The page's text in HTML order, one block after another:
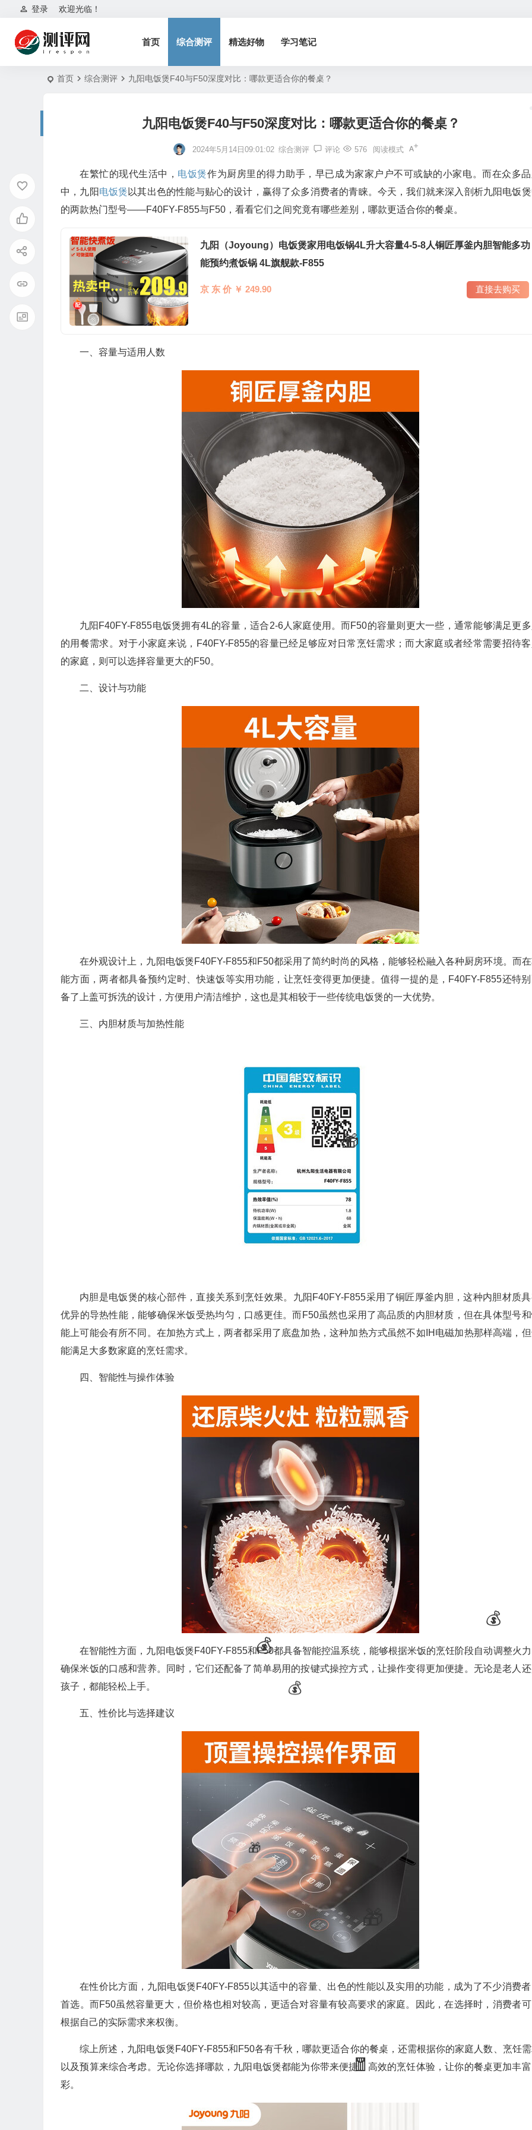
欢迎光临！
登录
首页 综合测评 精选好物 学习笔记
首页 综合测评 九阳电饭煲F40与F50深度对比：哪款更适合你的餐桌？
九阳电饭煲F40与F50深度对比：哪款更适合你的餐桌？
2024年5月14日09:01:02 综合测评 评论 576 阅读模式
在繁忙的现代生活中， 电饭煲作为厨房里的得力助手，早已成为家家户户不可或缺的小家电。而在众多
中，九阳 电饭煲 以其出色的性能与贴心的设计，赢得了众多消费者的青睐。今天，我们就来深入剖析九阳电饭
的两款热门型号——F40FY-F855与F50，看看它们之间究竟有哪些差别，哪款更适合你的餐桌。
九阳（Joyoung）电饭煲家用电饭锅4L升大容量4-5-8人铜匠厚釜内胆智能多功
能预约煮饭锅 4L旗舰款-F855
京 东 价 ￥ 249.90 直接去购买
一、容量与适用人数
九阳F40FY-F855电饭煲拥有4L的容量，适合2-6人家庭使用。而F50的容量则更大一些，通常能够满足更
的用餐需求。对于小家庭来说，F40FY-F855的容量已经足够应对日常烹饪需求；而大家庭或者经常需要招待
的家庭，则可以选择容量更大的F50。
二、设计与功能
在外观设计上，九阳电饭煲F40FY-F855和F50都采用了简约时尚的风格，能够轻松融入各种厨房环境。而
能方面，两者都具备预约定时、快速饭等实用功能，让烹饪变得更加便捷。值得一提的是，F40FY-F855还特
备了上盖可拆洗的设计，方便用户清洁维护，这也是其相较于一些传统电饭煲的一大优势。
三、内胆材质与加热性能
内胆是电饭煲的核心部件，直接关系到烹饪效果。九阳F40FY-F855采用了铜匠厚釜内胆，这种内胆材质
优异的导热性能，能够确保米饭受热均匀，口感更佳。而F50虽然也采用了高品质的内胆材质，但在具体型号
能上可能会有所不同。在加热方式上，两者都采用了底盘加热，这种加热方式虽然不如IH电磁加热那样高端，
能满足大多数家庭的烹饪需求。
四、智能性与操作体验
在智能性方面，九阳电饭煲F40FY-F855和F50都具备智能控温系统，能够根据米饭的烹饪阶段自动调整火
确保米饭的口感和营养。同时，它们还配备了简单易用的按键式操控方式，让操作变得更加便捷。无论是老人
孩子，都能轻松上手。
五、性价比与选择建议
在性价比方面，九阳电饭煲F40FY-F855以其适中的容量、出色的性能以及实用的功能，成为了不少消费
首选。而F50虽然容量更大，但价格也相对较高，更适合对容量有较高要求的家庭。因此，在选择时，消费者
根据自己的实际需求来权衡。
综上所述，九阳电饭煲F40FY-F855和F50各有千秋，哪款更适合你的餐桌，还需根据你的家庭人数、烹饪
以及预算来综合考虑。无论你选择哪款，九阳电饭煲都能为你带来便捷、高效的烹饪体验，让你的餐桌更加丰
彩。
🎁